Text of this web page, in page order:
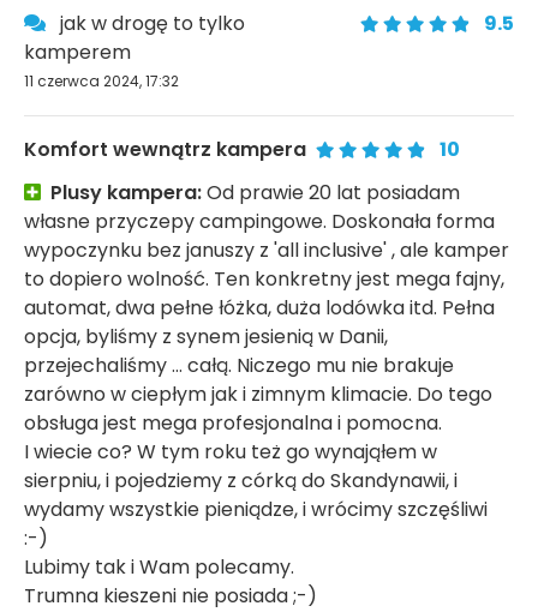
jak w drogę to tylko
kamperem
9.5
11 czerwca 2024, 17:32
Komfort wewnątrz kampera
10
Plusy kampera:Od prawie 20 lat posiadam
własne przyczepy campingowe. Doskonała forma
wypoczynku bez januszy z 'all inclusive' , ale kamper
to dopiero wolność. Ten konkretny jest mega fajny,
automat, dwa pełne łóżka, duża lodówka itd. Pełna
opcja, byliśmy z synem jesienią w Danii,
przejechaliśmy ... całą. Niczego mu nie brakuje
zarówno w ciepłym jak i zimnym klimacie. Do tego
obsługa jest mega profesjonalna i pomocna.
I wiecie co? W tym roku też go wynająłem w
sierpniu, i pojedziemy z córką do Skandynawii, i
wydamy wszystkie pieniądze, i wrócimy szczęśliwi
:-)
Lubimy tak i Wam polecamy.
Trumna kieszeni nie posiada ;-)